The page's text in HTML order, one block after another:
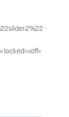
2%22
locked=»off»